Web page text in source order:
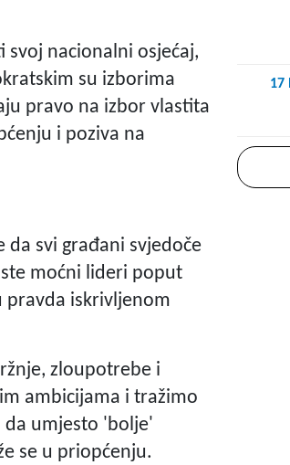
nacionalni osjećaj,
su izborima
pravo na izbor vlastita
i poziva na
da svi građani svjedoče
moćni lideri poput
pravda iskrivljenom
zloupotrebe i
ambicijama i tražimo
da umjesto 'bolje'
se u priopćenju.
17